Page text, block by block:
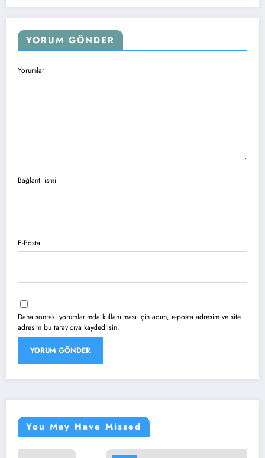
YORUM GÖNDER
Yorumlar
Bağlantı ismi
E-Posta
Daha sonraki yorumlarımda kullanılması için adım, e-posta adresim ve site
adresim bu tarayıcıya kaydedilsin.
You May Have Missed